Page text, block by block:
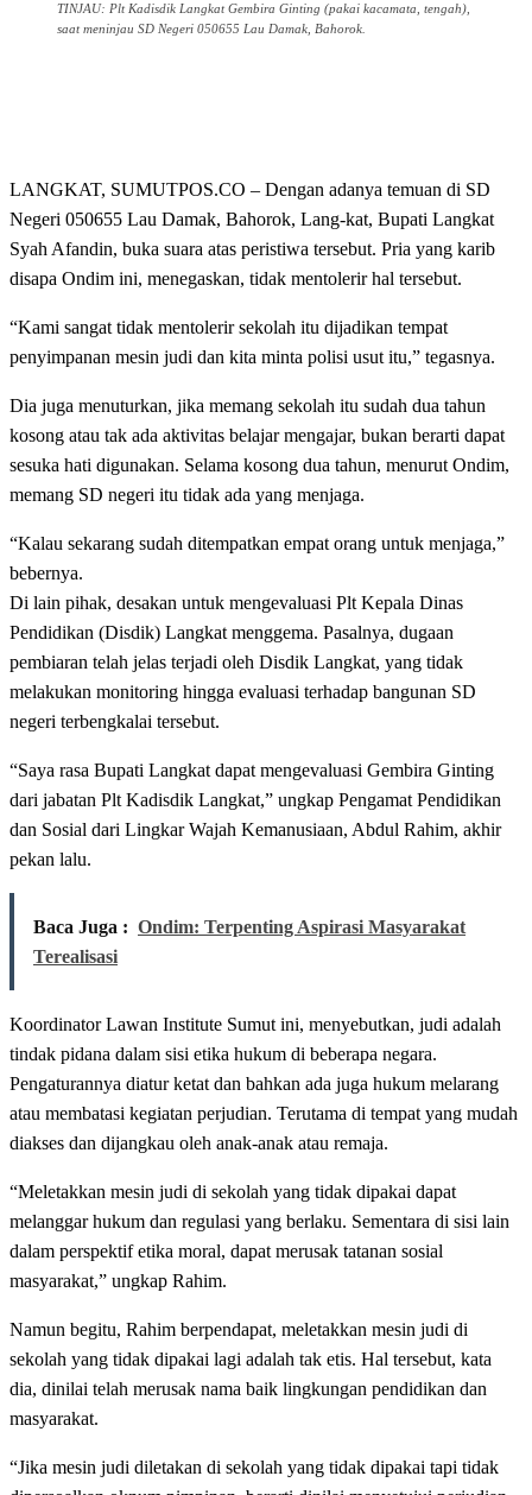
TINJAU: Plt Kadisdik Langkat Gembira Ginting (pakai kacamata, tengah),
saat meninjau SD Negeri 050655 Lau Damak, Bahorok.
LANGKAT, SUMUTPOS.CO – Dengan adanya temuan di SD
Negeri 050655 Lau Damak, Bahorok, Lang-kat, Bupati Langkat
Syah Afandin, buka suara atas peristiwa tersebut. Pria yang karib
disapa Ondim ini, menegaskan, tidak mentolerir hal tersebut.
“Kami sangat tidak mentolerir sekolah itu dijadikan tempat
penyimpanan mesin judi dan kita minta polisi usut itu,” tegasnya.
Dia juga menuturkan, jika memang sekolah itu sudah dua tahun
kosong atau tak ada aktivitas belajar mengajar, bukan berarti dapat
sesuka hati digunakan. Selama kosong dua tahun, menurut Ondim,
memang SD negeri itu tidak ada yang menjaga.
“Kalau sekarang sudah ditempatkan empat orang untuk menjaga,”
bebernya.
Di lain pihak, desakan untuk mengevaluasi Plt Kepala Dinas
Pendidikan (Disdik) Langkat menggema. Pasalnya, dugaan
pembiaran telah jelas terjadi oleh Disdik Langkat, yang tidak
melakukan monitoring hingga evaluasi terhadap bangunan SD
negeri terbengkalai tersebut.
“Saya rasa Bupati Langkat dapat mengevaluasi Gembira Ginting
dari jabatan Plt Kadisdik Langkat,” ungkap Pengamat Pendidikan
dan Sosial dari Lingkar Wajah Kemanusiaan, Abdul Rahim, akhir
pekan lalu.
Baca Juga : Ondim: Terpenting Aspirasi Masyarakat
Terealisasi
Koordinator Lawan Institute Sumut ini, menyebutkan, judi adalah
tindak pidana dalam sisi etika hukum di beberapa negara.
Pengaturannya diatur ketat dan bahkan ada juga hukum melarang
atau membatasi kegiatan perjudian. Terutama di tempat yang mudah
diakses dan dijangkau oleh anak-anak atau remaja.
“Meletakkan mesin judi di sekolah yang tidak dipakai dapat
melanggar hukum dan regulasi yang berlaku. Sementara di sisi lain
dalam perspektif etika moral, dapat merusak tatanan sosial
masyarakat,” ungkap Rahim.
Namun begitu, Rahim berpendapat, meletakkan mesin judi di
sekolah yang tidak dipakai lagi adalah tak etis. Hal tersebut, kata
dia, dinilai telah merusak nama baik lingkungan pendidikan dan
masyarakat.
“Jika mesin judi diletakan di sekolah yang tidak dipakai tapi tidak